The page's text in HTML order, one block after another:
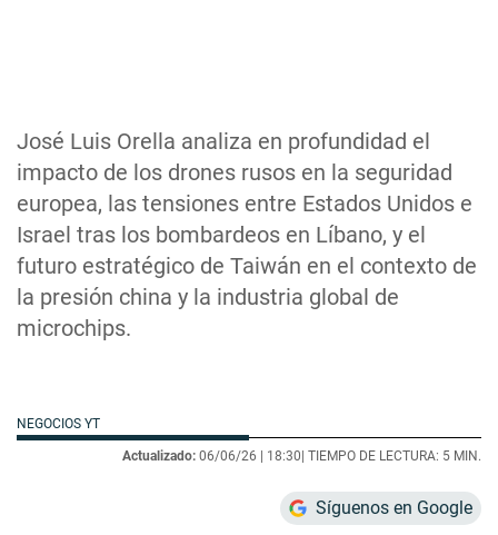
José Luis Orella analiza en profundidad el
impacto de los drones rusos en la seguridad
europea, las tensiones entre Estados Unidos e
Israel tras los bombardeos en Líbano, y el
futuro estratégico de Taiwán en el contexto de
la presión china y la industria global de
microchips.
NEGOCIOS YT
Actualizado: 06/06/26 | 18:30| TIEMPO DE LECTURA: 5 MIN.
Síguenos en Google